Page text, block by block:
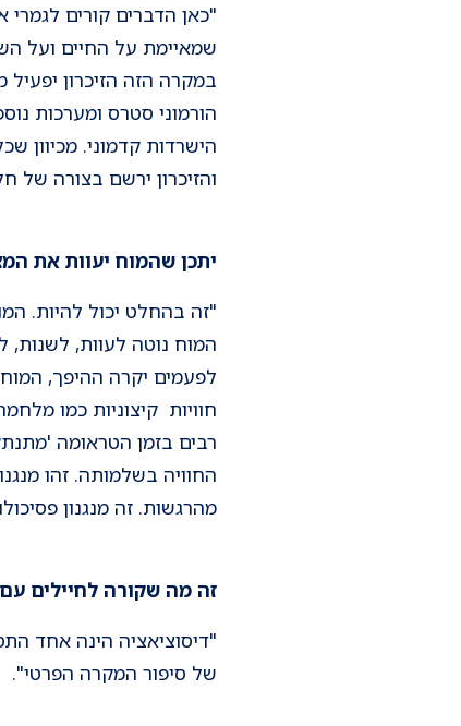
"כאן הדברים קורים לגמרי
שמאיימת על החיים ועל
במקרה הזה הזיכרון
הורמוני סטרס ומערכות
הישרדות קדמוני. מכיוון
והזיכרון ירשם בצורה של
יתכן שהמוח יעוות את
"זה בהחלט יכול להיות.
המוח נוטה לעוות, לשנות,
לפעמים יקרה ההיפך,
חוויות קיצוניות כמו
רבים בזמן הטראומה
החוויה בשלמותה. זהו
מהרגשות. זה מנגנון
זה מה שקורה לחיילים
"דיסוציאציה הינה אחד
של סיפור המקרה הפרטי".